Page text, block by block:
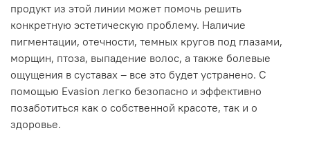
продукт из этой линии может помочь решить
конкретную эстетическую проблему. Наличие
пигментации, отечности, темных кругов под глазами,
морщин, птоза, выпадение волос, а также болевые
ощущения в суставах – все это будет устранено. С
помощью Evasion легко безопасно и эффективно
позаботиться как о собственной красоте, так и о
здоровье.